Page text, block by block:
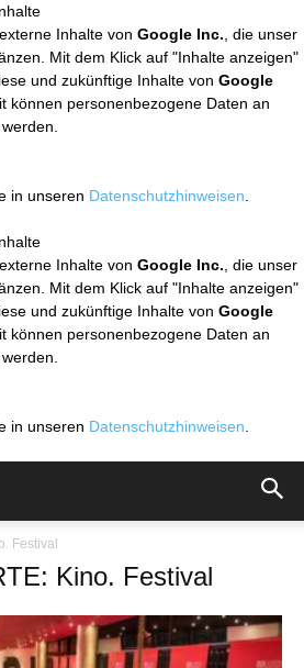
Inhalte von Google Inc. , die unser
Mit dem Klick auf "Inhalte anzeigen"
und zukünftige Inhalte von Google
können personenbezogene Daten an
in unseren Datenschutzhinweisen
Inhalte von Google Inc. , die unser
Mit dem Klick auf "Inhalte anzeigen"
und zukünftige Inhalte von Google
können personenbezogene Daten an
in unseren Datenschutzhinweisen
Festival
Kino. Festival